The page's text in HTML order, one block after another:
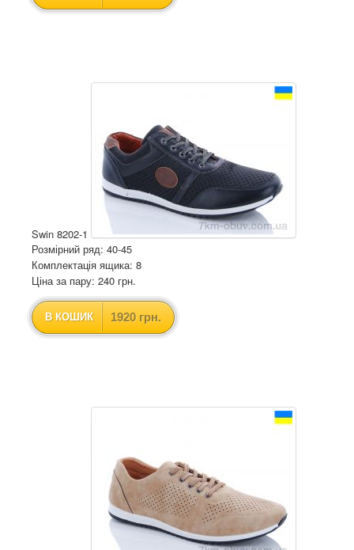
Swin 8202-1
Розмірний ряд: 40-45
Комплектація ящика: 8
Ціна за пару: 240 грн.
В КОШИК 1920 грн.